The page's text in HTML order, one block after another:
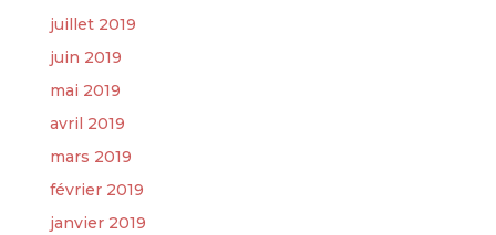
juillet 2019
juin 2019
mai 2019
avril 2019
mars 2019
février 2019
janvier 2019